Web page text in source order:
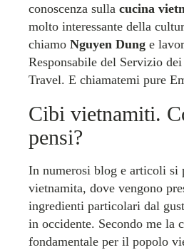
conoscenza sulla cucina
molto interessante della
chiamo Nguyen Dung e
Responsabile del Servizio
Travel. E chiamatemi pure
Cibi vietnamiti.
pensi?
In numerosi blog e articoli si
vietnamita, dove vengono
ingredienti particolari dal
in occidente. Secondo me la
fondamentale per il popolo